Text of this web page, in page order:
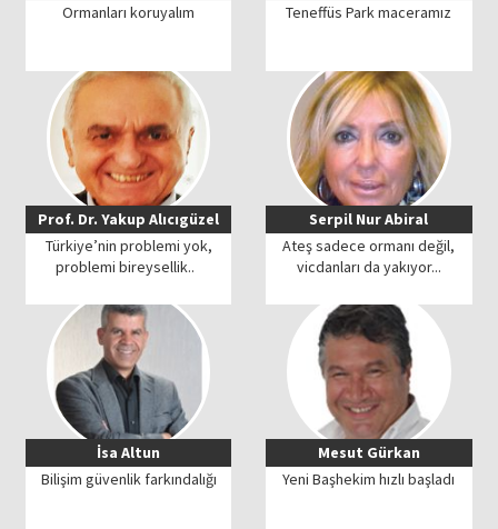
Ormanları koruyalım
Teneffüs Park maceramız
Prof. Dr. Yakup Alıcıgüzel
Türkiye’nin problemi yok,
problemi bireysellik..
Serpil Nur Abiral
Ateş sadece ormanı değil,
vicdanları da yakıyor...
İsa Altun
Bilişim güvenlik farkındalığı
Mesut Gürkan
Yeni Başhekim hızlı başladı